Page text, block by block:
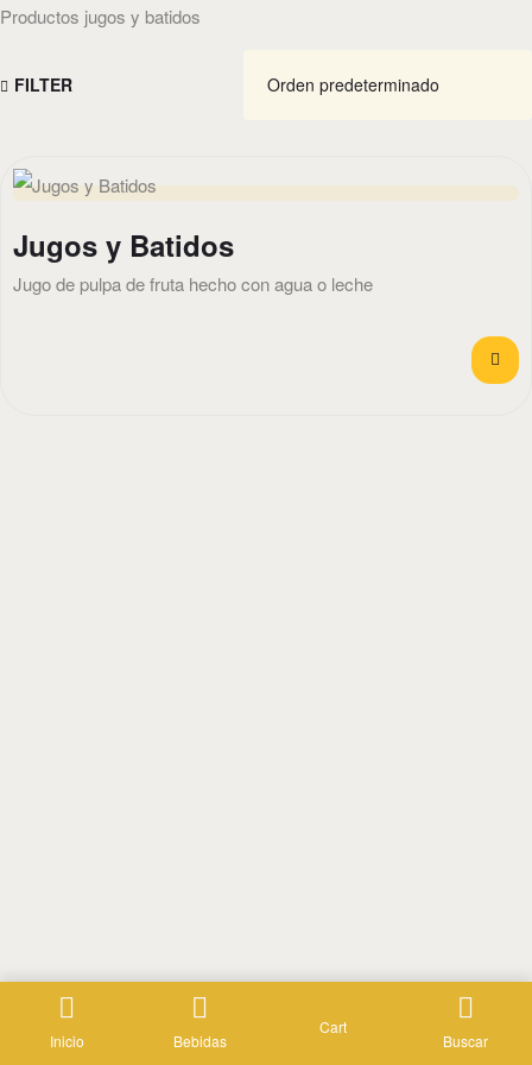
Productos jugos y batidos
FILTER
Jugos y Batidos
Jugo de pulpa de fruta hecho con agua o leche
Inicio Bebidas
Cart
Buscar